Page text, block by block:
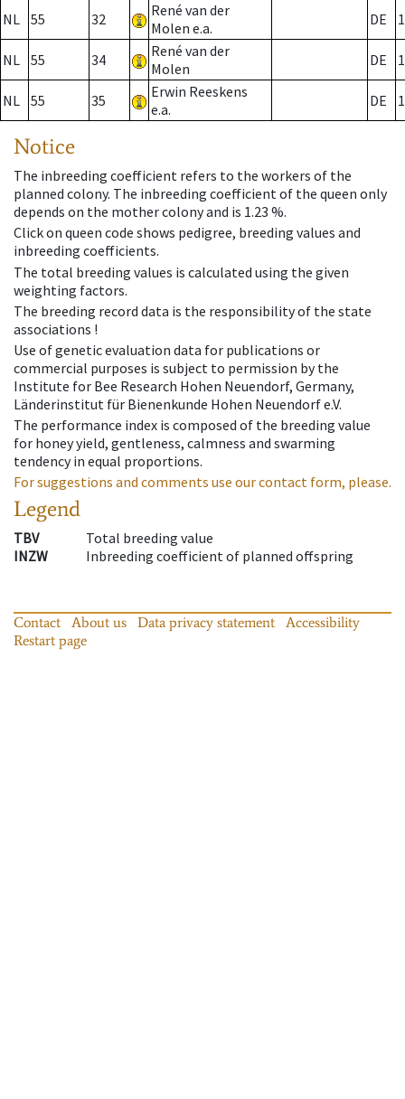
NL 55 32
René van der
Molen e.a.
DE
NL 55 34
René van der
Molen
DE
NL 55 35
Erwin Reeskens
e.a.
DE
Notice
The inbreeding coefficient refers to the workers of the
planned colony. The inbreeding coefficient of the queen only
depends on the mother colony and is 1.23 %.
Click on queen code shows pedigree, breeding values and
inbreeding coefficients.
The total breeding values is calculated using the given
weighting factors.
The breeding record data is the responsibility of the state
associations !
Use of genetic evaluation data for publications or
commercial purposes is subject to permission by the
Institute for Bee Research Hohen Neuendorf, Germany,
Länderinstitut für Bienenkunde Hohen Neuendorf e.V.
The performance index is composed of the breeding value
for honey yield, gentleness, calmness and swarming
tendency in equal proportions.
For suggestions and comments use our contact form, please.
Legend
TBV
Total breeding value
INZW
Inbreeding coefficient of planned offspring
Contact About us Data privacy statement
Accessibility
Restart page